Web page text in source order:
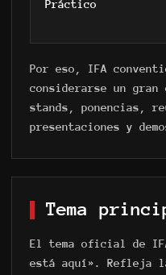
Práctico
Por eso, IFA
considerarse un
stands, ponencias,
presentaciones y
Tema
El tema oficial de
está aquí». Refleja